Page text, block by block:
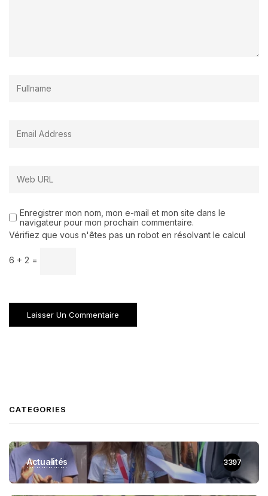
Enregistrer mon nom, mon e-mail et mon site dans le
navigateur pour mon prochain commentaire.
Vérifiez que vous n'êtes pas un robot en résolvant le calcul
6 + 2 =
CATEGORIES
Actualités 3397